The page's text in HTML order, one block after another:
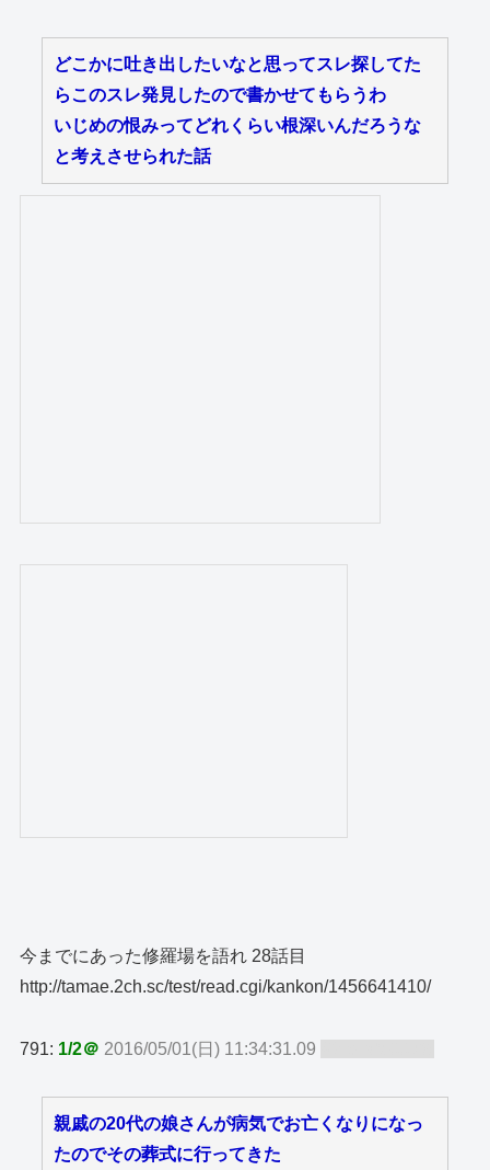
どこかに吐き出したいなと思ってスレ探してた
らこのスレ発見したので書かせてもらうわ
いじめの恨みってどれくらい根深いんだろうな
と考えさせられた話
今までにあった修羅場を語れ 28話目
http://tamae.2ch.sc/test/read.cgi/kankon/1456641410/
791: 1/2＠ 2016/05/01(日) 11:34:31.09
親戚の20代の娘さんが病気でお亡くなりになっ
たのでその葬式に行ってきた